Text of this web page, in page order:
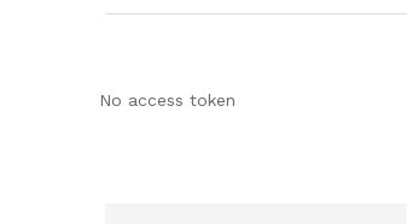
No access token